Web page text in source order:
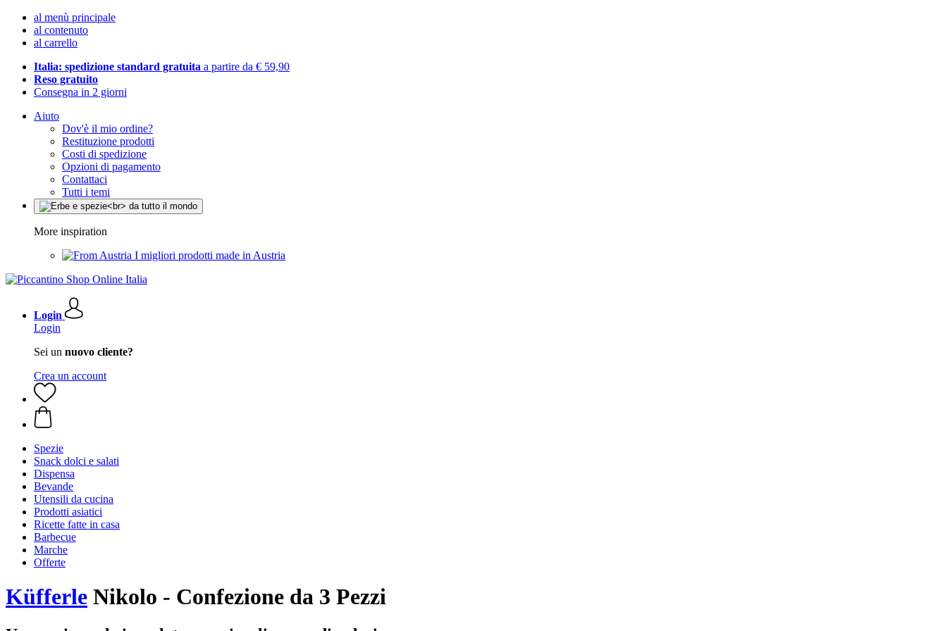
al menù principale
al contenuto
al carrello
Italia: spedizione standard gratuita a partire da € 59,90
Reso gratuito
Consegna in 2 giorni
Aiuto
Dov'è il mio ordine?
Restituzione prodotti
Costi di spedizione
Opzioni di pagamento
Contattaci
Tutti i temi
More inspiration
I migliori prodotti made in Austria
Login
Login
Sei un nuovo cliente?
Crea un account
Spezie
Snack dolci e salati
Dispensa
Bevande
Utensili da cucina
Prodotti asiatici
Ricette fatte in casa
Barbecue
Marche
Offerte
Küfferle Nikolo - Confezione da 3 Pezzi